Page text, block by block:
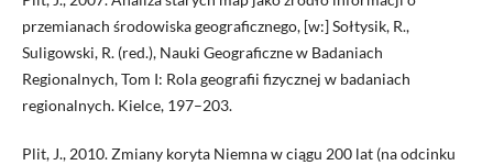
przemianach środowiska geograficznego, [w:] Sołtysik, R.,
Suligowski, R. (red.), Nauki Geograficzne w Badaniach
Regionalnych, Tom I: Rola geografii fizycznej w badaniach
regionalnych. Kielce, 197–203.
Plit, J., 2010. Zmiany koryta Niemna w ciągu 200 lat (na odcinku